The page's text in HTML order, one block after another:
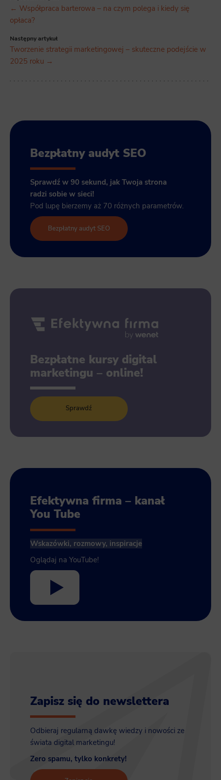
Marketing
habits and demographic criteria. Also, third-party files that, in conjunction with files installed while browsing other
← Współpraca barterowa – na czym polega i kiedy się
opłaca?
Następny artykuł
Tworzenie strategii marketingowej – skuteczne podejście w
2025 roku →
Bezpłatny audyt SEO
Sprawdź w 90 sekund, jak Twoja strona
radzi sobie w sieci!
Pod lupę bierzemy aż 70 różnych parametrów.
Bezpłatny audyt SEO
Bezpłatne kursy digital
marketingu – online!
Sprawdź
Efektywna firma – kanał
You Tube
Wskazówki, rozmowy, inspiracje
Oglądaj na YouTube!
Zapisz się do newslettera
Odbieraj regularną dawkę wiedzy i nowości ze
świata digital marketingu!
Zero spamu, tylko konkrety!